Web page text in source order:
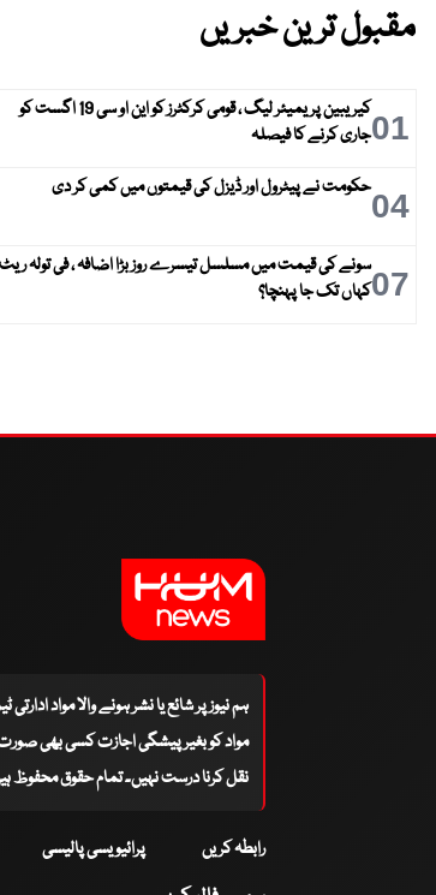
مقبول ترین خبریں
01
کیریبین پریمیئر لیگ ، قومی کرکٹرز کو این او سی 19 اگست کو
جاری کرنے کا فیصلہ
04حکومت نے پیٹرول اور ڈیزل کی قیمتوں میں کمی کر دی
07سونے کی قیمت میں مسلسل تیسرے روز بڑا اضافہ ، فی تولہ ریٹ
کہاں تک جا پہنچا؟
ہم نیوز پر شائع یا نشر ہونے والا مواد
مواد کو بغیر پیشگی اجازت کسی بھی
نقل کرنا درست نہیں۔ تمام حقوق محفوظ ہیں
رابطہ کریں پرائیویسی پالیسی